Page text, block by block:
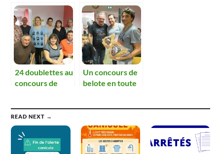
solidarité
personnes âgées
24 doublettes au
concours de
Un concours de
belote en toute
READ NEXT →